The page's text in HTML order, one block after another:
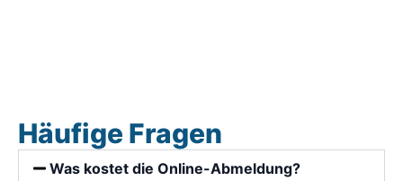
Häufige Fragen
Was kostet die Online-Abmeldung?